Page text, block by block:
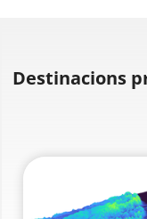
Destinacions